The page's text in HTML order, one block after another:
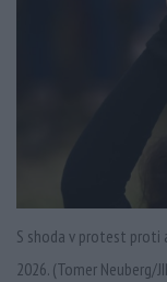
S shoda v protest proti
2026. (Tomer Neuberg/